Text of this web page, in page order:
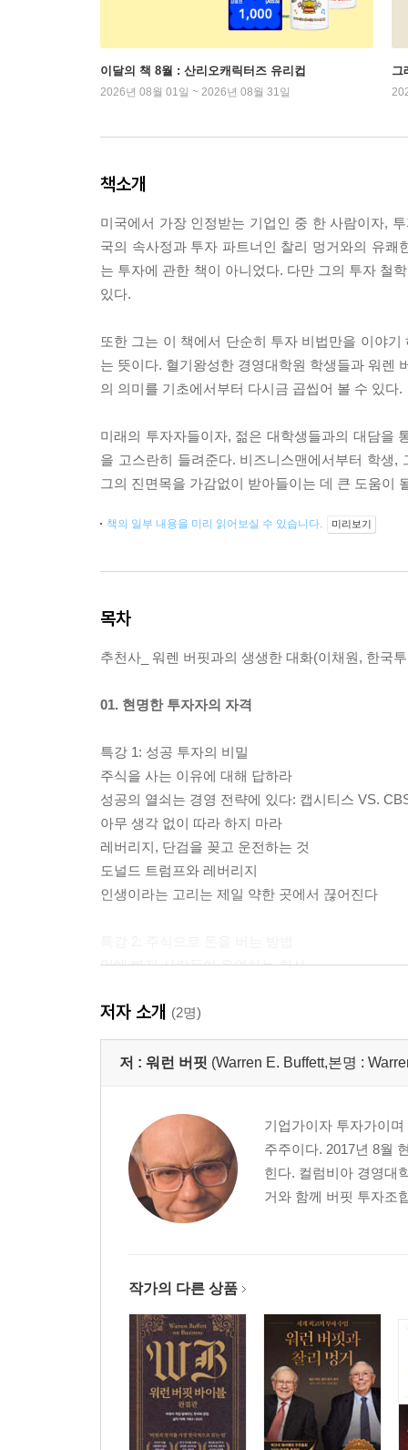
이달의 책 8월 : 산리오캐릭터즈 유리컵
2026년 08월 01일 ~ 2026년 08월 31일
그
책소개
미국에서 가장 인정받는 기업인 중 한 사람이자,
국의 속사정과 투자 파트너인 찰리 멍거와의 유
는 투자에 관한 책이 아니었다. 다만 그의 투자 철
있다.
또한 그는 이 책에서 단순히 투자 비법만을 이야
는 뜻이다. 혈기왕성한 경영대학원 학생들과 워렌
의 의미를 기초에서부터 다시금 곱씹어 볼 수 있다.
미래의 투자자들이자, 젊은 대학생들과의 대담을
을 고스란히 들려준다. 비즈니스맨에서부터 학생
그의 진면목을 가감없이 받아들이는 데 큰 도움이
책의 일부 내용을 미리 읽어보실 수 있습니다. 미리보기
목차
추천사_ 워렌 버핏과의 생생한 대화(이채원, 한국
01. 현명한 투자자의 자격
특강 1: 성공 투자의 비밀
주식을 사는 이유에 대해 답하라
성공의 열쇠는 경영 전략에 있다: 캡시티스 VS.
아무 생각 없이 따라 하지 마라
레버리지, 단검을 꽂고 운전하는 것
도널드 트럼프와 레버리지
인생이라는 고리는 제일 약한 곳에서 끊어진다
일에 빠진 사람들이 운영하는 회사
고통을 주는 회사 VS. 황홀감에 빠지게 하는 회사 1
고통을 주는 회사 VS. 황홀감에 빠지게 하는 회사 2
Q&A: 변화는 투자자의 적이다
경제적 해자
우량 기업을 골라 적정 가격에 매수하라
효율적 시장이론
노아의 방주식 투자
차별화시킬 수 있는 독점력 있는 회사
02. 위대한 기업의 비밀
특강 3: 주인의식이 넘쳐나는 회사를 주목하라
싸게 팔고 진실을 말하자
일을 사랑하는 사람들
이해하지 못하는 것을 살 이유는 없다
저자 소개 (2명)
저 : 워런 버핏 (Warren E. Buffett,본명 :
기업가이자 투자가이
주주이다. 2017년 8월
힌다. 컬럼비아 경영대
거와 함께 버핏 투자조
작가의 다른 상품